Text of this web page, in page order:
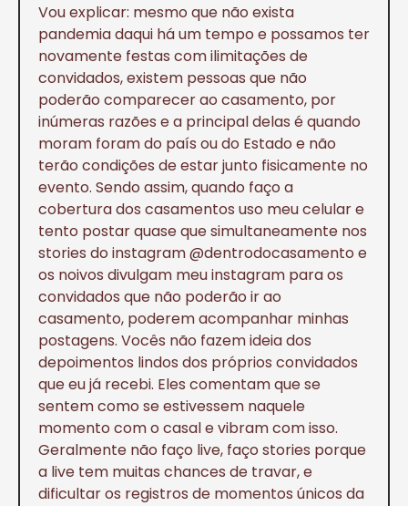
Vou explicar: mesmo que não exista
pandemia daqui há um tempo e possamos ter
novamente festas com ilimitações de
convidados, existem pessoas que não
poderão comparecer ao casamento, por
inúmeras razões e a principal delas é quando
moram foram do país ou do Estado e não
terão condições de estar junto fisicamente no
evento. Sendo assim, quando faço a
cobertura dos casamentos uso meu celular e
tento postar quase que simultaneamente nos
stories do instagram @dentrodocasamento e
os noivos divulgam meu instagram para os
convidados que não poderão ir ao
casamento, poderem acompanhar minhas
postagens. Vocês não fazem ideia dos
depoimentos lindos dos próprios convidados
que eu já recebi. Eles comentam que se
sentem como se estivessem naquele
momento com o casal e vibram com isso.
Geralmente não faço live, faço stories porque
a live tem muitas chances de travar, e
dificultar os registros de momentos únicos da